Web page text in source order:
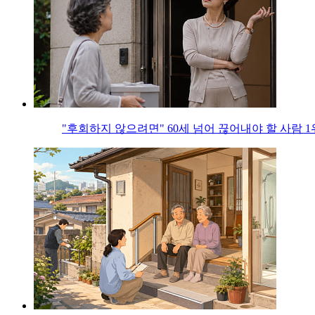
"후회하지 않으려면" 60세 넘어 끊어내야 할 사람 1